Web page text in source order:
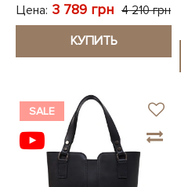
Цена: 3 789 грн 4 210 грн
КУПИТЬ
SALE